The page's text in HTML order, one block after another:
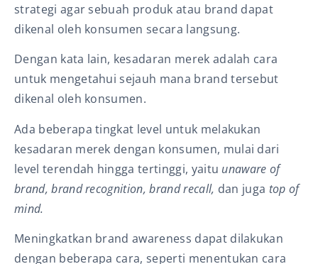
strategi agar sebuah produk atau brand dapat
dikenal oleh konsumen secara langsung.
Dengan kata lain, kesadaran merek adalah cara
untuk mengetahui sejauh mana brand tersebut
dikenal oleh konsumen.
Ada beberapa tingkat level untuk melakukan
kesadaran merek dengan konsumen, mulai dari
level terendah hingga tertinggi, yaitu unaware of
brand, brand recognition, brand recall, dan juga top of
mind.
Meningkatkan brand awareness dapat dilakukan
dengan beberapa cara, seperti menentukan cara